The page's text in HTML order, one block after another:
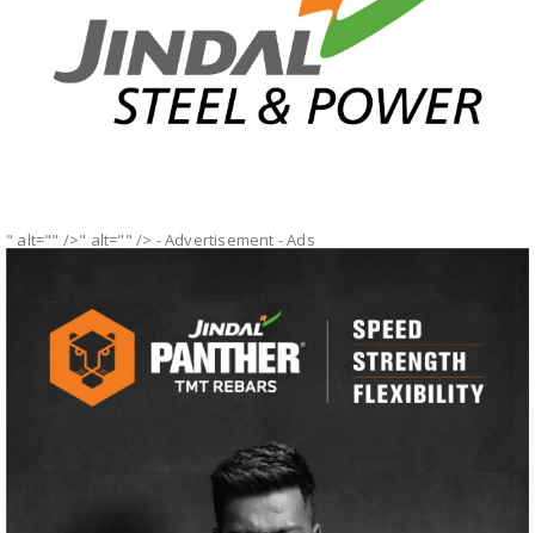
" alt="" />" alt="" /> - Advertisement -Ads